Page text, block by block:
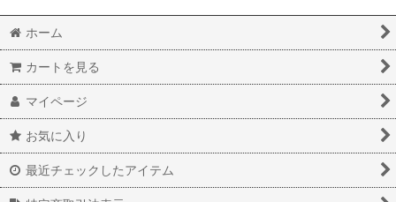
ホーム
カートを見る
マイページ
お気に入り
最近チェックしたアイテム